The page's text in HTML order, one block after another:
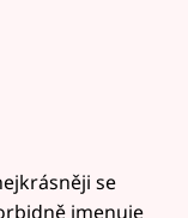
se
jmenuje